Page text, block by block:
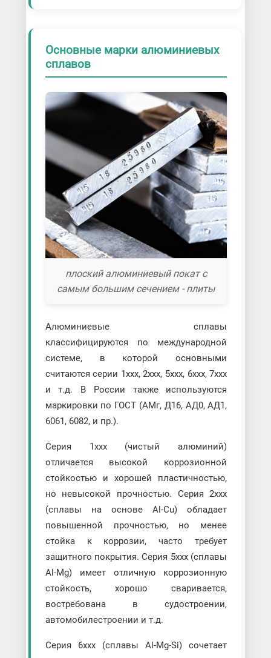
Основные марки алюминиевых
сплавов
плоский алюминиевый покат с
самым большим сечением - плиты
Алюминиевые сплавы
классифицируются по международной
системе, в которой основными
считаются серии 1xxx, 2xxx, 5xxx, 6xxx, 7xxx
и т.д. В России также используются
маркировки по ГОСТ (АМг, Д16, АД0, АД1,
6061, 6082, и пр.).
Серия 1xxx (чистый алюминий)
отличается высокой коррозионной
стойкостью и хорошей пластичностью,
но невысокой прочностью. Серия 2xxx
(сплавы на основе Al-Cu) обладает
повышенной прочностью, но менее
стойка к коррозии, часто требует
защитного покрытия. Серия 5xxx (сплавы
Al-Mg) имеет отличную коррозионную
стойкость, хорошо сваривается,
востребована в судостроении,
автомобилестроении и т.д.
Серия 6xxx (сплавы Al-Mg-Si) сочетает